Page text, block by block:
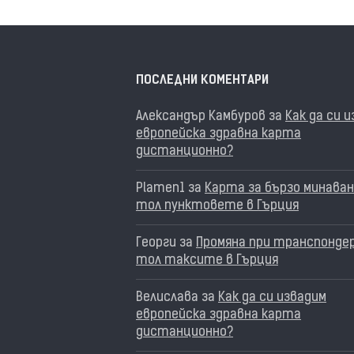
ПОСЛЕДНИ КОМЕНТАРИ
Александър Камбуров за Как да си
европейска здравна карта
дистанционно?
Plamen1 за Карта за бързо
тол пунктовете в Гърция
Георги за
Промяна при
тол таксите в Гърция
Велислава за Как да си извадим
европейска здравна карта
дистанционно?